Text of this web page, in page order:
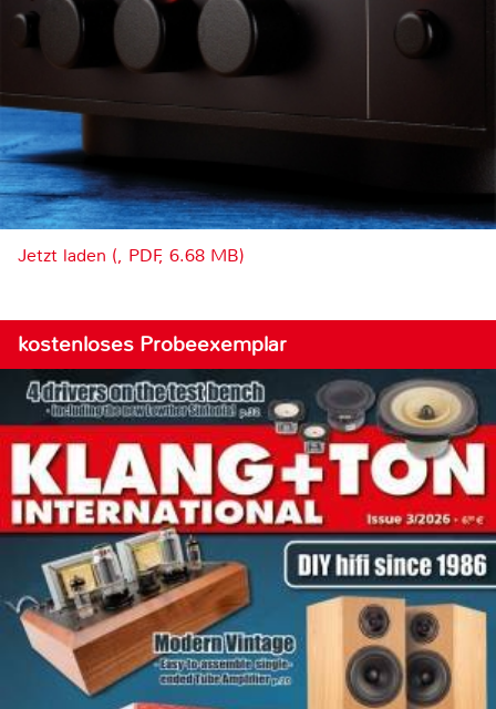
Jetzt laden (, PDF, 6.68 MB)
kostenloses Probeexemplar